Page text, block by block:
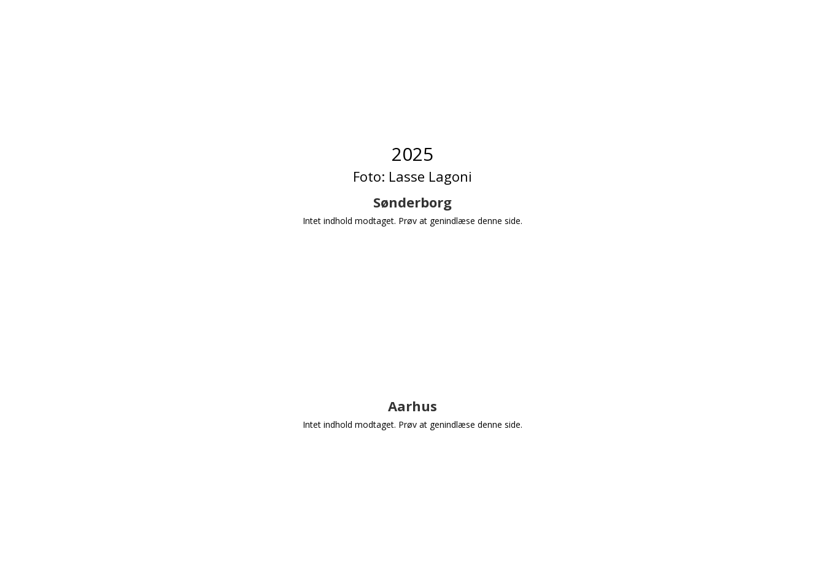
2025
Foto: Lasse Lagoni
Sønderborg
Intet indhold modtaget. Prøv at genindlæse denne side.
Aarhus
Intet indhold modtaget. Prøv at genindlæse denne side.